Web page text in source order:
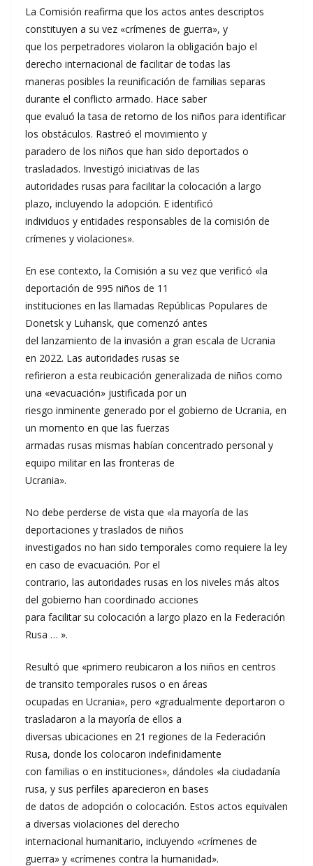
La Comisión reafirma que los actos antes descriptos
constituyen a su vez «crímenes de guerra», y
que los perpetradores violaron la obligación bajo el
derecho internacional de facilitar de todas las
maneras posibles la reunificación de familias separas
durante el conflicto armado. Hace saber
que evaluó la tasa de retorno de los niños para identificar
los obstáculos. Rastreó el movimiento y
paradero de los niños que han sido deportados o
trasladados. Investigó iniciativas de las
autoridades rusas para facilitar la colocación a largo
plazo, incluyendo la adopción. E identificó
individuos y entidades responsables de la comisión de
crímenes y violaciones».
En ese contexto, la Comisión a su vez que verificó «la
deportación de 995 niños de 11
instituciones en las llamadas Repúblicas Populares de
Donetsk y Luhansk, que comenzó antes
del lanzamiento de la invasión a gran escala de Ucrania
en 2022. Las autoridades rusas se
refirieron a esta reubicación generalizada de niños como
una «evacuación» justificada por un
riesgo inminente generado por el gobierno de Ucrania, en
un momento en que las fuerzas
armadas rusas mismas habían concentrado personal y
equipo militar en las fronteras de
Ucrania».
No debe perderse de vista que «la mayoría de las
deportaciones y traslados de niños
investigados no han sido temporales como requiere la ley
en caso de evacuación. Por el
contrario, las autoridades rusas en los niveles más altos
del gobierno han coordinado acciones
para facilitar su colocación a largo plazo en la Federación
Rusa … ».
Resultó que «primero reubicaron a los niños en centros
de transito temporales rusos o en áreas
ocupadas en Ucrania», pero «gradualmente deportaron o
trasladaron a la mayoría de ellos a
diversas ubicaciones en 21 regiones de la Federación
Rusa, donde los colocaron indefinidamente
con familias o en instituciones», dándoles «la ciudadanía
rusa, y sus perfiles aparecieron en bases
de datos de adopción o colocación. Estos actos equivalen
a diversas violaciones del derecho
internacional humanitario, incluyendo «crímenes de
guerra» y «crímenes contra la humanidad».